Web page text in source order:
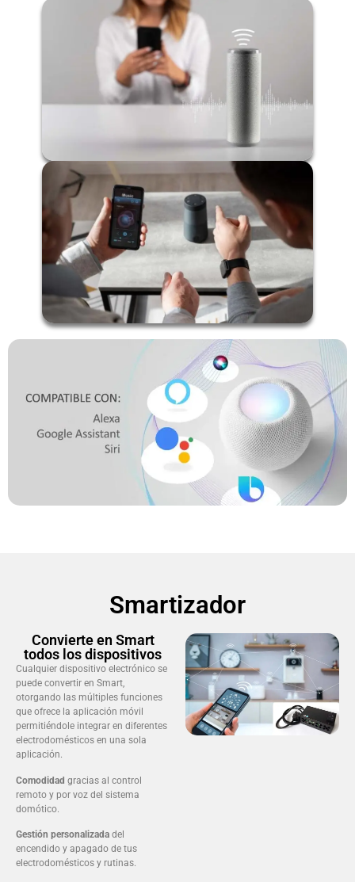
Smartizador
Convierte en Smart
todos los dispositivos
Cualquier dispositivo electrónico se
puede convertir en Smart,
otorgando las múltiples funciones
que ofrece la aplicación móvil
permitiéndole integrar en diferentes
electrodomésticos en una sola
aplicación.
Comodidad gracias al control
remoto y por voz del sistema
domótico.
Gestión personalizada del
encendido y apagado de tus
electrodomésticos y rutinas.